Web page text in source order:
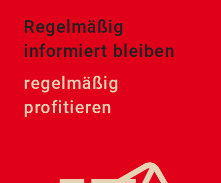
Regelmäßig
informiert bleiben
regelmäßig
profitieren